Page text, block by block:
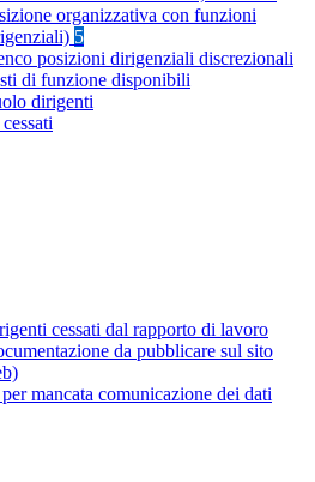
organizzativa con funzioni
5
posizioni dirigenziali discrezionali
di funzione disponibili
dirigenti
cessati dal rapporto di lavoro
da pubblicare sul sito
mancata comunicazione dei dati